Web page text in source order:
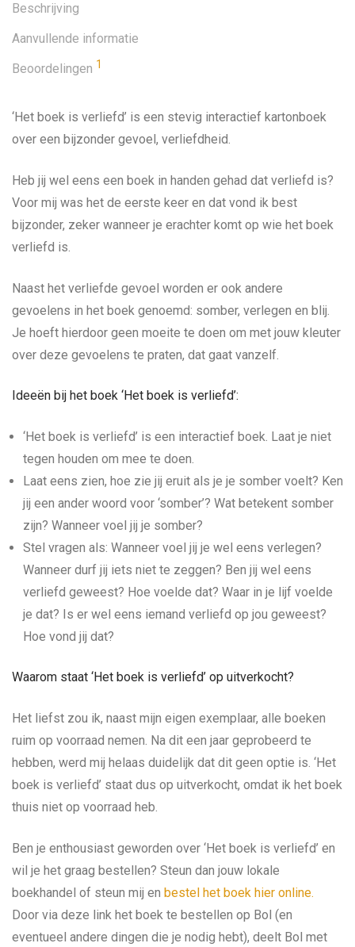
Beschrijving
Aanvullende informatie
Beoordelingen 1
‘Het boek is verliefd’ is een stevig interactief kartonboek
over een bijzonder gevoel, verliefdheid.
Heb jij wel eens een boek in handen gehad dat verliefd is?
Voor mij was het de eerste keer en dat vond ik best
bijzonder, zeker wanneer je erachter komt op wie het boek
verliefd is.
Naast het verliefde gevoel worden er ook andere
gevoelens in het boek genoemd: somber, verlegen en blij.
Je hoeft hierdoor geen moeite te doen om met jouw kleuter
over deze gevoelens te praten, dat gaat vanzelf.
Ideeën bij het boek ‘Het boek is verliefd’:
‘Het boek is verliefd’ is een interactief boek. Laat je niet
tegen houden om mee te doen.
Laat eens zien, hoe zie jij eruit als je je somber voelt? Ken
jij een ander woord voor ‘somber’? Wat betekent somber
zijn? Wanneer voel jij je somber?
Stel vragen als: Wanneer voel jij je wel eens verlegen?
Wanneer durf jij iets niet te zeggen? Ben jij wel eens
verliefd geweest? Hoe voelde dat? Waar in je lijf voelde
je dat? Is er wel eens iemand verliefd op jou geweest?
Hoe vond jij dat?
Waarom staat ‘Het boek is verliefd’ op uitverkocht?
Het liefst zou ik, naast mijn eigen exemplaar, alle boeken
ruim op voorraad nemen. Na dit een jaar geprobeerd te
hebben, werd mij helaas duidelijk dat dit geen optie is. ‘Het
boek is verliefd’ staat dus op uitverkocht, omdat ik het boek
thuis niet op voorraad heb.
Ben je enthousiast geworden over ‘Het boek is verliefd’ en
wil je het graag bestellen? Steun dan jouw lokale
boekhandel of steun mij en bestel het boek hier online.
Door via deze link het boek te bestellen op Bol (en
eventueel andere dingen die je nodig hebt), deelt Bol met